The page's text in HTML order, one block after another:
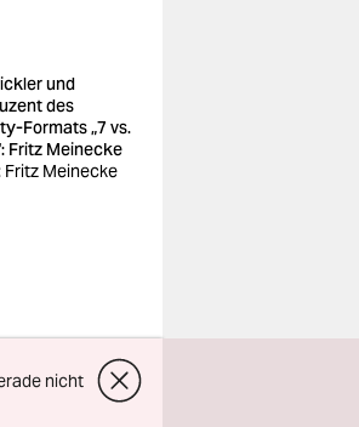
und
des
Formats „7 vs.
Fritz Meinecke
Fritz Meinecke
nicht